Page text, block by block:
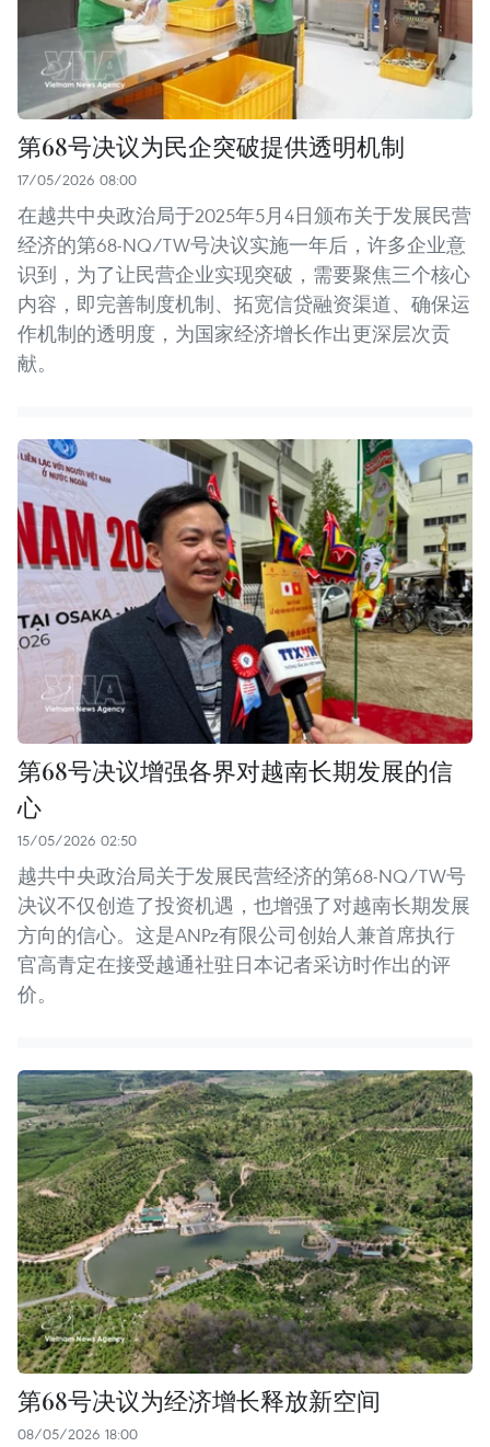
第68号决议为民企突破提供透明机制
17/05/2026 08:00
在越共中央政治局于2025年5月4日颁布关于发展民营
经济的第68-NQ/TW号决议实施一年后，许多企业意
识到，为了让民营企业实现突破，需要聚焦三个核心
内容，即完善制度机制、拓宽信贷融资渠道、确保运
作机制的透明度，为国家经济增长作出更深层次贡
献。
第68号决议增强各界对越南长期发展的信
心
15/05/2026 02:50
越共中央政治局关于发展民营经济的第68-NQ/TW号
决议不仅创造了投资机遇，也增强了对越南长期发展
方向的信心。这是ANPz有限公司创始人兼首席执行
官高青定在接受越通社驻日本记者采访时作出的评
价。
第68号决议为经济增长释放新空间
08/05/2026 18:00